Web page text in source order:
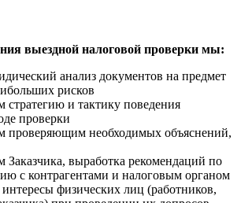
выездной налоговой проверки мы:
анализ документов на предмет
рисков
стратегию и тактику поведения
проверки
проверяющим необходимых объяснений,
Заказчика, выработка рекомендаций по
с контрагентами и налоговым органом
интересы физических лиц (работников,